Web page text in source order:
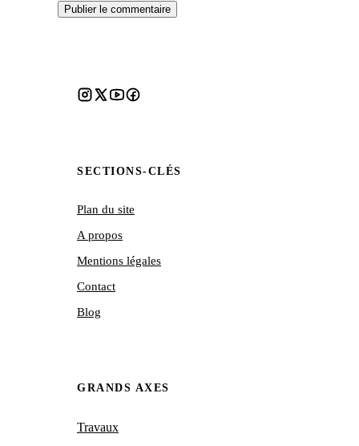
SECTIONS-CLÉS
Plan du site
A propos
Mentions légales
Contact
Blog
GRANDS AXES
Travaux